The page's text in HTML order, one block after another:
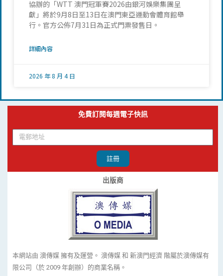
協辦的「WTT 澳門冠軍賽2026由銀河娛樂集團呈
獻」將於9月8日至13日在澳門東亞運動會體育館舉
行。官方公佈7月31日為正式門票發售日。
詳細內容
2026 年 8 月 4 日
免費訂閱每週電子快訊
註冊
出版商
本網站由 澳傳媒 擁有及運營。 澳傳媒 和 新澳門經濟 階屬於澳傳媒有
限公司（於 2009 年創辦）的商業名稱。